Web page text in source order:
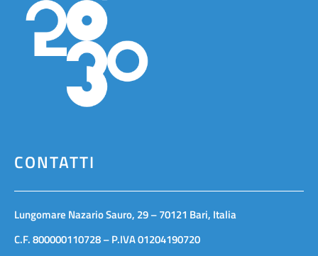
CONTATTI
Lungomare Nazario Sauro, 29 – 70121 Bari, Italia
C.F. 800000110728 – P.IVA 01204190720